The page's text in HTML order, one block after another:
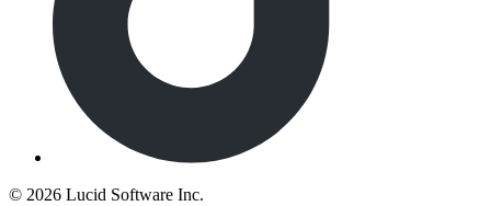
© 2026 Lucid Software Inc.